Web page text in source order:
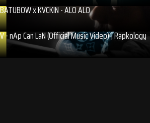
BATUBOW x KVCKIN - ALO ALO
V - nAp Can LaN (Official Music Video) | Rapkology